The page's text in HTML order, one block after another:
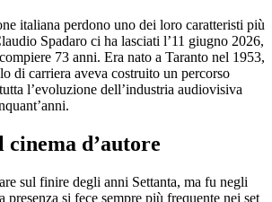
italiana perdono uno dei loro caratteristi più
Spadaro ci ha lasciati l’11 giugno 2026,
73 anni. Era nato a Taranto nel 1953,
di carriera aveva costruito un percorso
l’evoluzione dell’industria audiovisiva
d’autore
sul finire degli anni Settanta, ma fu negli
presenza si fece sempre più frequente nei set